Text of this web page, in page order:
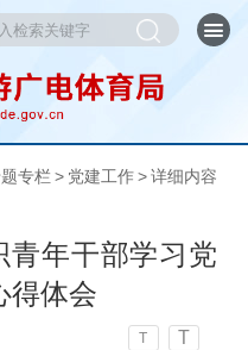
专栏 > 党建工作 > 详细内容
青年干部学习党
得体会
T T